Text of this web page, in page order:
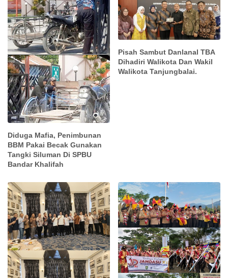
Diduga Mafia, Penimbunan
BBM Pakai Becak Gunakan
Tangki Siluman Di SPBU
Bandar Khalifah
Pisah Sambut Danlanal TBA
Dihadiri Walikota Dan Wakil
Walikota Tanjungbalai.